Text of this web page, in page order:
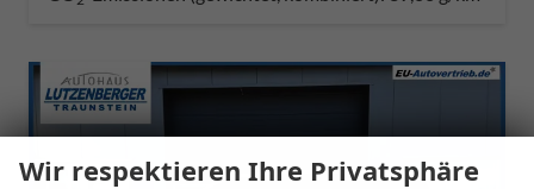
Wir respektieren Ihre Privatsphäre